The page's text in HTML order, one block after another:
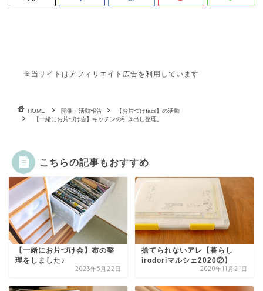
※当サイトはアフィリエイト広告を利用しています
HOME 開催・活動報告
【お片づけfacil】の活動
【一緒にお片づけ会】キッチンの引き出し整理。
こちらの記事もおすすめ
【一緒にお片づけ会】布の整
理をしました♪
2023年5月22日
捨てられないアレ【暮らし
irodoriマルシェ2020②】
2020年11月21日